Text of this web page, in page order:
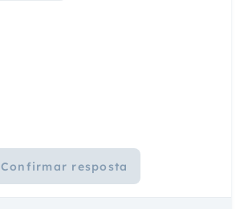
Confirmar resposta